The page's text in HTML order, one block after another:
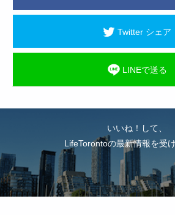
Twitter シェア
LINEで送る
いいね！して、
LifeTorontoの最新情報を受